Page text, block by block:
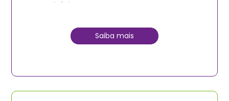
Saiba mais